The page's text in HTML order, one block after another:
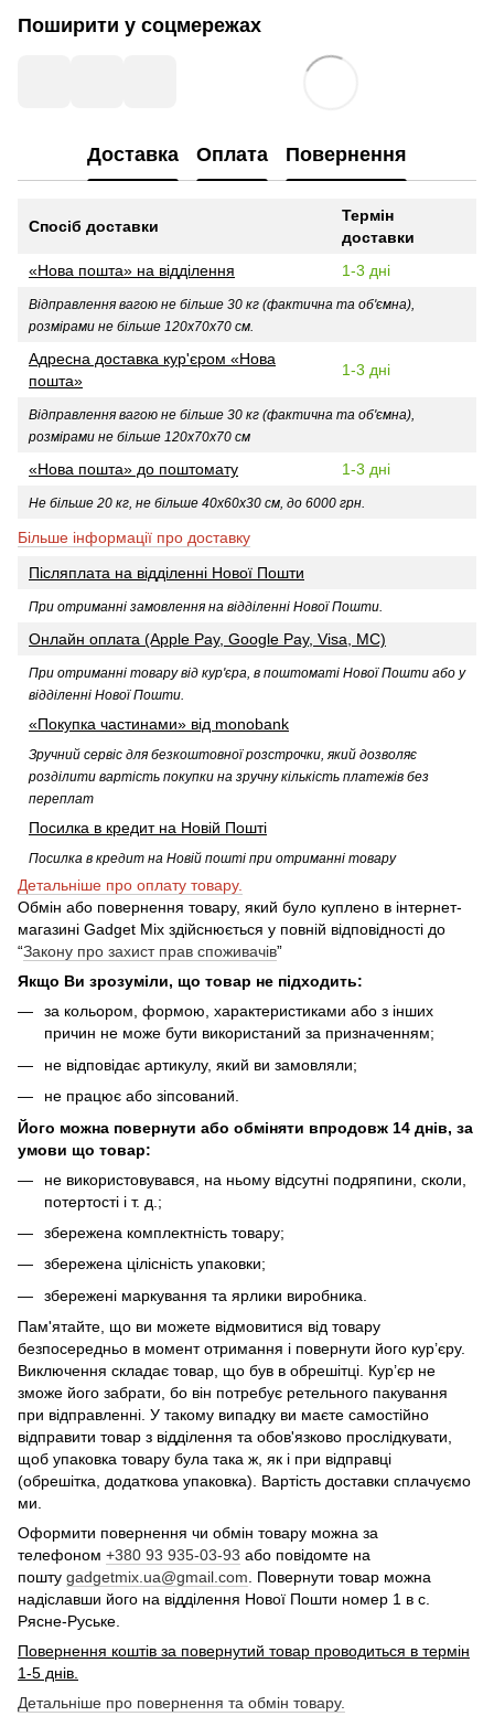
Поширити у соцмережах
Доставка Оплата Повернення
Спосіб доставки
Термін
доставки
«Нова пошта» на відділення
1-3 дні
Відправлення вагою не більше 30 кг (фактична та об'ємна),
розмірами не більше 120х70х70 см.
Адресна доставка кур'єром «Нова
пошта»
1-3 дні
Відправлення вагою не більше 30 кг (фактична та об'ємна),
розмірами не більше 120х70х70 см
«Нова пошта» до поштомату 1-3 дні
Не більше 20 кг, не більше 40х60х30 см, до 6000 грн.
Більше інформації про доставку
Післяплата на відділенні Нової Пошти
При отриманні замовлення на відділенні Нової Пошти.
Онлайн оплата (Apple Pay, Google Pay, Visa, MC)
При отриманні товару від кур'єра, в поштоматі Нової Пошти або у
відділенні Нової Пошти.
«Покупка частинами» від monobank
Зручний сервіс для безкоштовної розстрочки, який дозволяє
розділити вартість покупки на зручну кількість платежів без
переплат
Посилка в кредит на Новій Пошті
Посилка в кредит на Новій пошті при отриманні товару
Детальніше про оплату товару.
Обмін або повернення товару, який було куплено в інтернет-
магазині Gadget Mix здійснюється у повній відповідності до
“Закону про захист прав споживачів”
Якщо Ви зрозуміли, що товар не підходить:
за кольором, формою, характеристиками або з інших
причин не може бути використаний за призначенням;
не відповідає артикулу, який ви замовляли;
не працює або зіпсований.
Його можна повернути або обміняти впродовж 14 днів, за
умови що товар:
не використовувався, на ньому відсутні подряпини, сколи,
потертості і т. д.;
збережена комплектність товару;
збережена цілісність упаковки;
збережені маркування та ярлики виробника.
Пам'ятайте, що ви можете відмовитися від товару
безпосередньо в момент отримання і повернути його кур’єру.
Виключення складає товар, що був в обрешітці. Кур’єр не
зможе його забрати, бо він потребує ретельного пакування
при відправленні. У такому випадку ви маєте самостійно
відправити товар з відділення та обов'язково прослідкувати,
щоб упаковка товару була така ж, як і при відправці
(обрешітка, додаткова упаковка). Вартість доставки сплачуємо
ми.
Оформити повернення чи обмін товару можна за
телефоном +380 93 935-03-93 або повідомте на
пошту gadgetmix.ua@gmail.com . Повернути товар можна
надіславши його на відділення Нової Пошти номер 1 в с.
Рясне-Руське.
Повернення коштів за повернутий товар проводиться в термін
1-5 днів.
Детальніше про повернення та обмін товару.